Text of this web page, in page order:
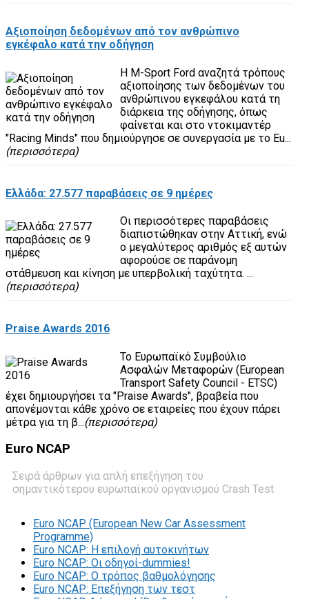
Αξιοποίηση δεδομένων από τον ανθρώπινο
εγκέφαλο κατά την οδήγηση
Η M-Sport Ford αναζητά τρόπους
αξιοποίησης των δεδομένων του
ανθρώπινου εγκεφάλου κατά τη
διάρκεια της οδήγησης, όπως
φαίνεται και στο ντοκιμαντέρ
"Racing Minds" που δημιούργησε σε συνεργασία με το Eu...
(περισσότερα)
Ελλάδα: 27.577 παραβάσεις σε 9 ημέρες
Οι περισσότερες παραβάσεις
διαπιστώθηκαν στην Αττική, ενώ
ο μεγαλύτερος αριθμός εξ αυτών
αφορούσε σε παράνομη
στάθμευση και κίνηση με υπερβολική ταχύτητα. ...
(περισσότερα)
Praise Awards 2016
Το Ευρωπαϊκό Συμβούλιο
Ασφαλών Μεταφορών (European
Transport Safety Council - ETSC)
έχει δημιουργήσει τα "Praise Awards", βραβεία που
απονέμονται κάθε χρόνο σε εταιρείες που έχουν πάρει
μέτρα για τη β...(περισσότερα)
Euro NCAP
Σειρά άρθρων για απλή επεξήγηση του
σημαντικότερου ευρωπαϊκού οργανισμού Crash Test
Euro NCAP (European New Car Assessment
Programme)
Euro NCAP: Η επιλογή αυτοκινήτων
Euro NCAP: Οι οδηγοί-dummies!
Euro NCAP: O τρόπος βαθμολόγησης
Euro NCAP: Επεξήγηση των τεστ